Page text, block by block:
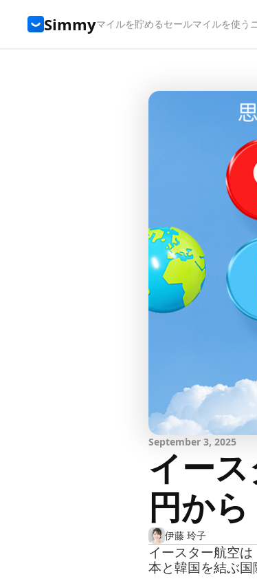
Simmyマイルを貯めるセールマイルを使う
September 3, 2025
イー
円から
伊藤 玲子
イースター航空
本と韓国を結ぶ国